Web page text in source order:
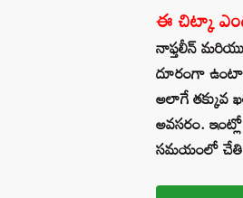
ఈ చిట్కా
నాఫ్తలీన్
దూరంగా
అలాగే
అవసరం.
సమయంలో చేతి